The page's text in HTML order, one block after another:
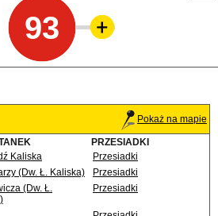
93
Pokaż na mapie
PRZESIADKI
Kaliska
Przesiadki
(Dw. Ł. Kaliska)
Przesiadki
(Dw. Ł.
Przesiadki